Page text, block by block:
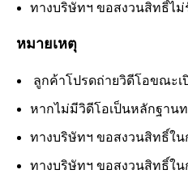
ทางบริษัทฯ ขอสงวนสิทธิ์ไ
หมายเหตุ
ลูกค้าโปรดถ่ายวิดีโอขณะ
หากไม่มีวิดีโอเป็นหลักฐาน
ทางบริษัทฯ ขอสงวนสิทธิ์ใน
ทางบริษัทฯ ขอสงวนสิทธิ์ใน